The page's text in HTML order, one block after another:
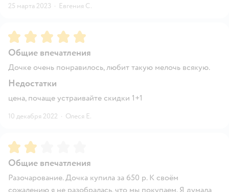
25 марта 2023 · Евгения С.
Рейтинг:5
Общие впечатления
Дочке очень понравилось, любит такую мелочь всякую.
Недостатки
цена, почаще устраивайте скидки 1+1
10 декабря 2022 · Олеся Е.
Рейтинг:
Общие впечатления
Разочарование. Дочка купила за 650 р. К своём